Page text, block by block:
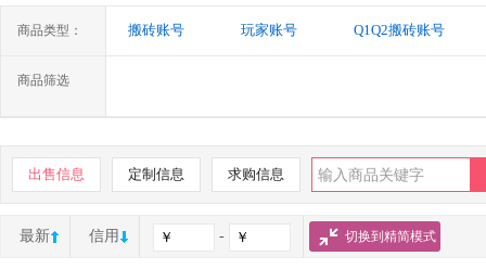
商品类型： 搬砖账号 玩家账号 Q1Q2搬砖账号
商品筛选
出售信息 定制信息 求购信息
最新 信用 - 切换到精简模式